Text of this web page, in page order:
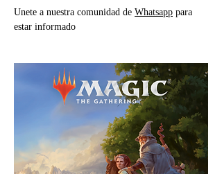
Unete a nuestra comunidad de Whatsapp para
estar informado